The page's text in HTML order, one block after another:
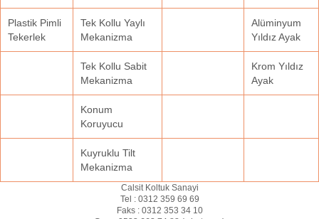
Plastik Pimli
Tekerlek
Tek Kollu Yaylı
Mekanizma
Alüminyum
Yıldız Ayak
Tek Kollu Sabit
Mekanizma
Krom Yıldız
Ayak
Konum
Koruyucu
Kuyruklu Tilt
Mekanizma
Calsit Koltuk Sanayi
Tel : 0312 359 69 69
Faks : 0312 353 34 10